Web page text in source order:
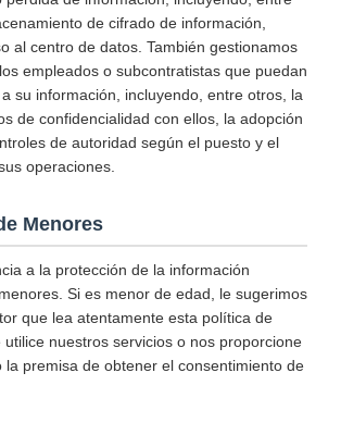
de cifrado de información,
al centro de datos. También gestionamos
empleados o subcontratistas que puedan
su información, incluyendo, entre otros, la
de confidencialidad con ellos, la adopción
de autoridad según el puesto y el
operaciones.
Menores
a la protección de la información
Si es menor de edad, le sugerimos
que lea atentamente esta política de
utilice nuestros servicios o nos proporcione
la premisa de obtener el consentimiento de